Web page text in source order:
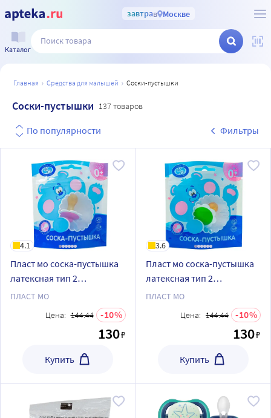
завтрав Москве
Каталог
главная средства для малышей соски-пустышки
Соски-пустышки 137 товаров
По популярности Фильтры
4.1
Пласт мо соска-пустышка
латексная тип 2
исполнение а ромашка 2
ПЛАСТ МО
Цена: 144.44 10
130₽
Купить
3.6
Пласт мо соска-пустышка
латексная тип 2
исполнение а ромашка
ПЛАСТ МО
Цена: 144.44 10
130₽
Купить